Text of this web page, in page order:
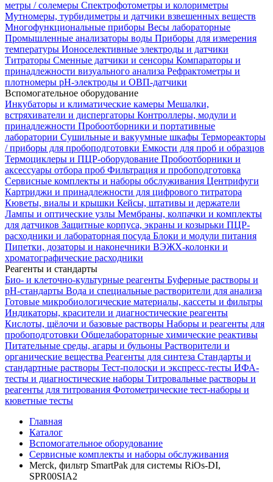
метры / солемеры Спектрофотометры и колориметры
Мутномеры, турбидиметры и датчики взвешенных веществ
Многофункциональные приборы Весы лабораторные
Промышленные анализаторы воды Приборы для измерения
температуры Ионоселективные электроды и датчики
Титраторы Сменные датчики и сенсоры Компараторы и
принадлежности визуального анализа Рефрактометры и
плотномеры pH-электроды и ОВП-датчики
Вспомогательное оборудование
Инкубаторы и климатические камеры Мешалки,
встряхиватели и диспергаторы Контроллеры, модули и
принадлежности Пробоотборники и портативные
лаборатории Сушильные и вакуумные шкафы Термореакторы
/ приборы для пробоподготовки Емкости для проб и образцов
Термоциклеры и ПЦР-оборудование Пробоотборники и
аксессуары отбора проб Фильтрация и пробоподготовка
Сервисные комплекты и наборы обслуживания Центрифуги
Картриджи и принадлежности для цифрового титратора
Кюветы, виалы и крышки Кейсы, штативы и держатели
Лампы и оптические узлы Мембраны, колпачки и комплекты
для датчиков Защитные корпуса, экраны и козырьки ПЦР-
расходники и лабораторная посуда Блоки и модули питания
Пипетки, дозаторы и наконечники ВЭЖХ-колонки и
хроматографические расходники
Реагенты и стандарты
Био- и клеточно-культурные реагенты Буферные растворы и
pH-стандарты Вода и специальные растворители для анализа
Готовые микробиологические материалы, кассеты и фильтры
Индикаторы, красители и диагностические реагенты
Кислоты, щёлочи и базовые растворы Наборы и реагенты для
пробоподготовки Общелабораторные химические реактивы
Питательные среды, агары и бульоны Растворители и
органические вещества Реагенты для синтеза Стандарты и
стандартные растворы Тест-полоски и экспресс-тесты ИФА-
тесты и диагностические наборы Титровальные растворы и
реагенты для титрования Фотометрические тест-наборы и
кюветные тесты
Главная
Каталог
Вспомогательное оборудование
Сервисные комплекты и наборы обслуживания
Merck, фильтр SmartPak для системы RiOs-DI,
SPR00SIA2